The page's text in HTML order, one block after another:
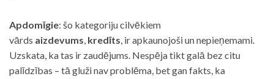
Apdomīgie: šo kategoriju cilvēkiem
vārds aizdevums, kredīts, ir apkaunojoši un nepieņemami.
Uzskata, ka tas ir zaudējums. Nespēja tikt galā bez citu
palīdzības – tā gluži nav problēma, bet gan fakts, ka